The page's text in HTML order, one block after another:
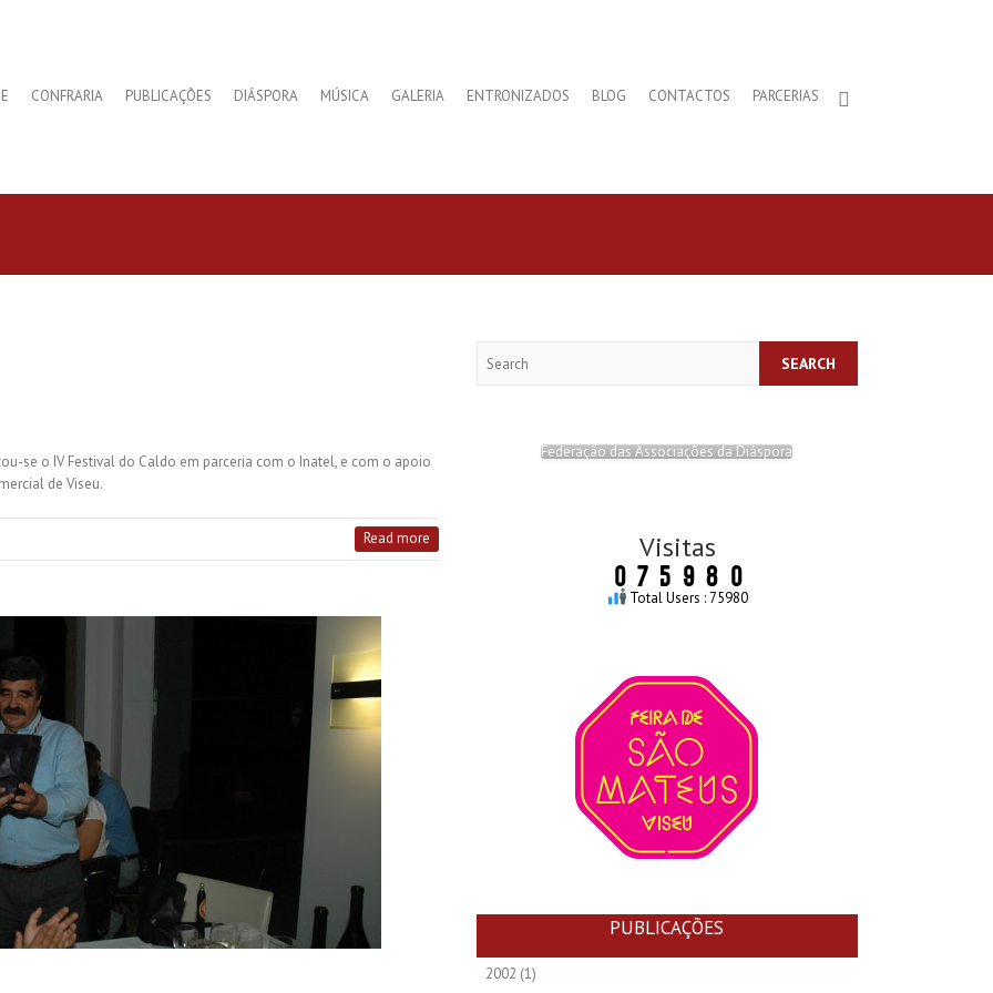
CONFRARIA PUBLICAÇÕES DIÁSPORA MÚSICA GALERIA ENTRONIZADOS BLOG CONTACTOS PARCERIAS
se o IV Festival do Caldo em parceria com o Inatel, e com o apoio
de Viseu.
Read more
Federação das Associações da Diáspora
Visitas
Total Users : 75980
PUBLICAÇÕES
2002 (1)